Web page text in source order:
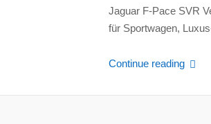
Jaguar F-Pace SVR
für Sportwagen,
Continue reading